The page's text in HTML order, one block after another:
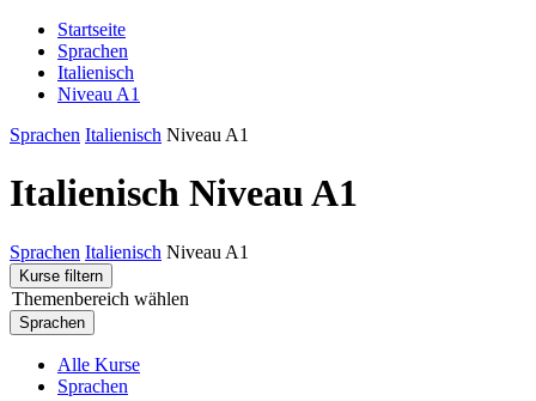
Startseite
Sprachen
Italienisch
Niveau A1
Sprachen Italienisch Niveau A1
Italienisch Niveau A1
Sprachen Italienisch Niveau A1
Kurse filtern
Themenbereich wählen
Sprachen
Alle Kurse
Sprachen